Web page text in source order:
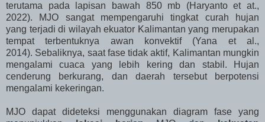
terutama pada lapisan bawah 850 mb (Haryanto et at.,
2022). MJO sangat mempengaruhi tingkat curah hujan
yang terjadi di wilayah ekuator Kalimantan yang merupakan
tempat terbentuknya awan konvektif (Yana et al.,
2014). Sebaliknya, saat fase tidak aktif, Kalimantan mungkin
mengalami cuaca yang lebih kering dan stabil. Hujan
cenderung berkurang, dan daerah tersebut berpotensi
mengalami kekeringan.
MJO dapat dideteksi menggunakan diagram fase yang